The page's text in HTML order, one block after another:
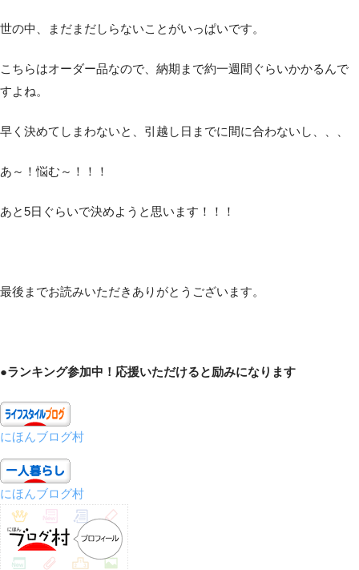
世の中、まだまだしらないことがいっぱいです。
こちらはオーダー品なので、納期まで約一週間ぐらいかかるんで
すよね。
早く決めてしまわないと、引越し日までに間に合わないし、、、
あ～！悩む～！！！
あと5日ぐらいで決めようと思います！！！
最後までお読みいただきありがとうございます。
●ランキング参加中！応援いただけると励みになります
にほんブログ村
にほんブログ村